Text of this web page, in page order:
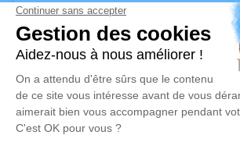
laisser vos condoléances, partager
souvenirs, une anecdote ou
à travers des poèmes ou des
est un lieu d'expression dédié à
mémoire d’Ange SANTIAGO.
Un service de plantation d’arbre
disponible ici.